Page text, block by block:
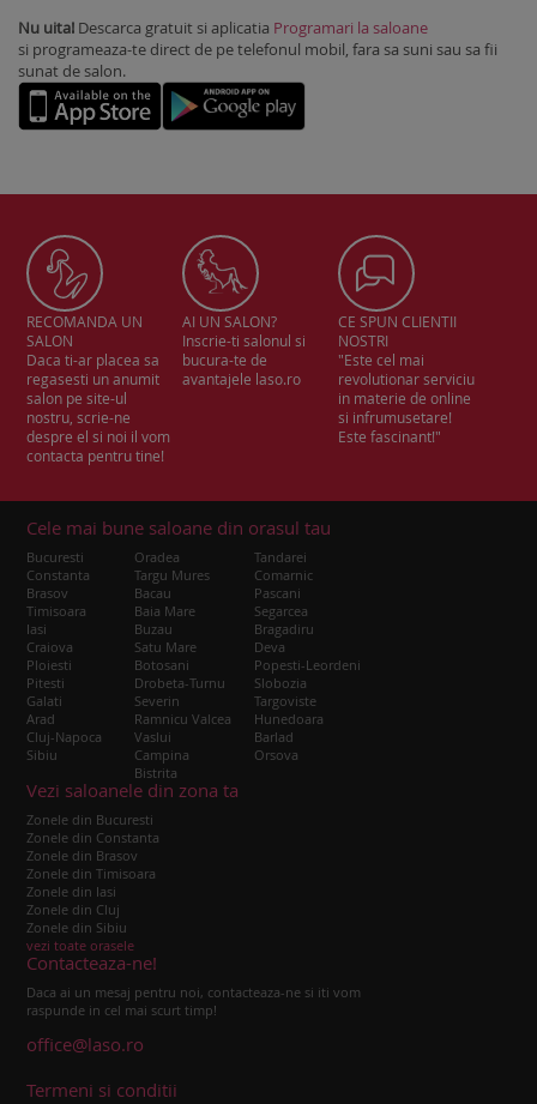
Nu uita! Descarca gratuit si aplicatia Programari la saloane
si programeaza-te direct de pe telefonul mobil, fara sa suni sau sa fii
sunat de salon.
RECOMANDA UN
SALON
Daca ti-ar placea sa
regasesti un anumit
salon pe site-ul
nostru, scrie-ne
despre el si noi il vom
contacta pentru tine!
AI UN SALON?
Inscrie-ti salonul si
bucura-te de
avantajele laso.ro
CE SPUN CLIENTII
NOSTRI
"Este cel mai
revolutionar serviciu
in materie de online
si infrumusetare!
Este fascinant!"
Cele mai bune saloane din orasul tau
Bucuresti
Constanta
Brasov
Timisoara
Iasi
Craiova
Ploiesti
Pitesti
Galati
Arad
Cluj-Napoca
Sibiu
Oradea
Targu Mures
Bacau
Baia Mare
Buzau
Satu Mare
Botosani
Drobeta-Turnu
Severin
Ramnicu Valcea
Vaslui
Campina
Bistrita
Tandarei
Comarnic
Pascani
Segarcea
Bragadiru
Deva
Popesti-Leordeni
Slobozia
Targoviste
Hunedoara
Barlad
Orsova
Vezi saloanele din zona ta
Zonele din Bucuresti
Zonele din Constanta
Zonele din Brasov
Zonele din Timisoara
Zonele din Iasi
Zonele din Cluj
Zonele din Sibiu
vezi toate orasele
Contacteaza-ne!
Daca ai un mesaj pentru noi, contacteaza-ne si iti vom
raspunde in cel mai scurt timp!
office@laso.ro
Termeni si conditii